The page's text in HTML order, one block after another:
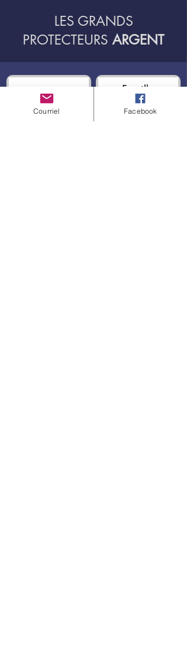
LES GRANDS
PROTECTEURS ARGENT
Famille Quintin
Famille
Bergevin Hailu
Courriel Facebook